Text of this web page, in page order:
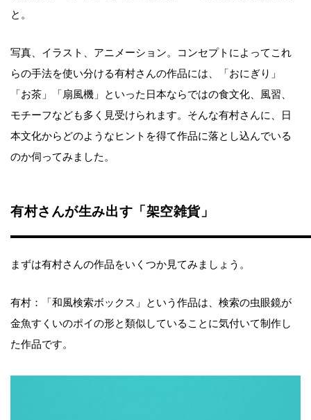
と。
写真、イラスト、アニメーション。コンセプトによってこれ
らの手法を使い分ける有村さんの作品には、「おにぎり」
「お茶」「扇風機」といった日本ならではの食文化、風習、
モチーフなども多く見受けられます。そんな有村さんに、日
本文化からどのようなヒントを得て作品に落とし込んでいる
のか伺ってみました。
有村さんが生み出す「架空雑貨」
まずは有村さんの作品をいくつか見てみましょう。
有村：「和風検索ボックス」という作品は、検索の虫眼鏡が
金魚すくいのポイの形と類似していることに気付いて制作し
た作品です。